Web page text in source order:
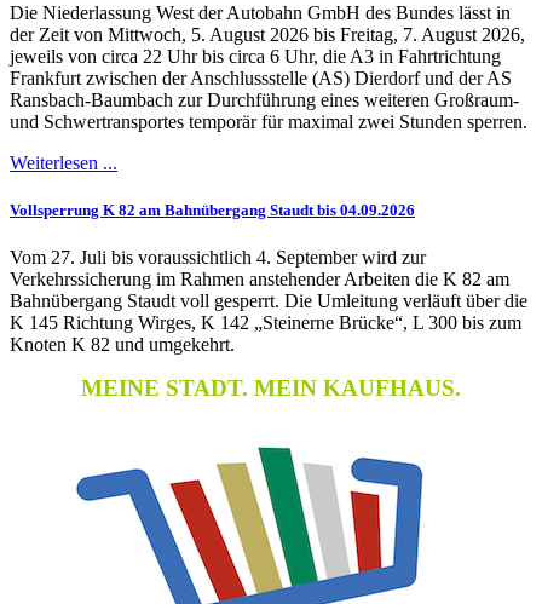
Die Niederlassung West der Autobahn GmbH des Bundes lässt in
der Zeit von Mittwoch, 5. August 2026 bis Freitag, 7. August 2026,
jeweils von circa 22 Uhr bis circa 6 Uhr, die A3 in Fahrtrichtung
Frankfurt zwischen der Anschlussstelle (AS) Dierdorf und der AS
Ransbach-Baumbach zur Durchführung eines weiteren Großraum-
und Schwertransportes temporär für maximal zwei Stunden sperren.
Weiterlesen ...
Vollsperrung K 82 am Bahnübergang Staudt bis 04.09.2026
Vom 27. Juli bis voraussichtlich 4. September wird zur
Verkehrssicherung im Rahmen anstehender Arbeiten die K 82 am
Bahnübergang Staudt voll gesperrt. Die Umleitung verläuft über die
K 145 Richtung Wirges, K 142 „Steinerne Brücke“, L 300 bis zum
Knoten K 82 und umgekehrt.
MEINE STADT. MEIN KAUFHAUS.